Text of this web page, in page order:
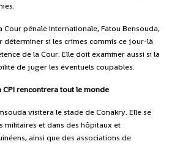
pénale internationale, Fatou Bensouda,
déterminer si les crimes commis ce jour-là
de la Cour. Elle doit examiner aussi si la
de juger les éventuels coupables.
rencontrera tout le monde
visitera le stade de Conakry. Elle se
militaires et dans des hôpitaux et
ainsi que des associations de